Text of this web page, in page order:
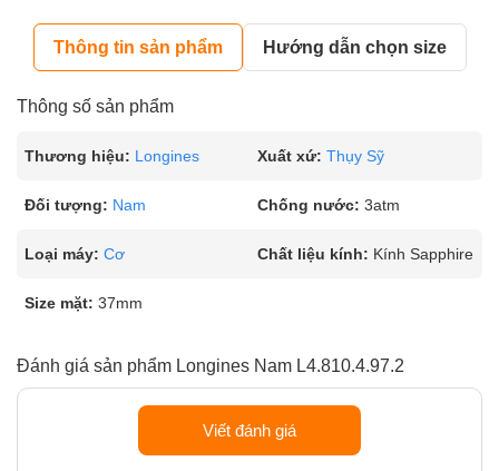
Thông tin sản phẩm Hướng dẫn chọn size
Thông số sản phẩm
Thương hiệu: Longines Xuất xứ: Thụy Sỹ
Đối tượng: Nam Chống nước: 3atm
Loại máy: Cơ Chất liệu kính: Kính Sapphire
Size mặt: 37mm
Đánh giá sản phẩm Longines Nam L4.810.4.97.2
Viết đánh giá